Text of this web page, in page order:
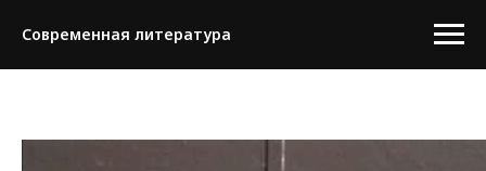
Современная литература